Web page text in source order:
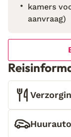
kamers
aanvraag)
Huurauto